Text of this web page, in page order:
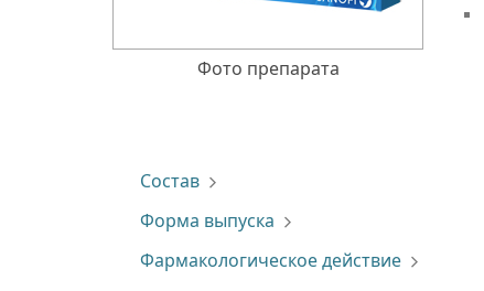
Фото препарата
Состав
Форма выпуска
Фармакологическое действие